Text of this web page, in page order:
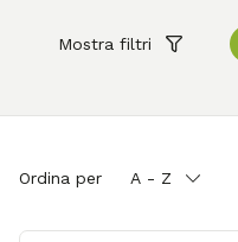
Mostra filtri
Ordina per A - Z